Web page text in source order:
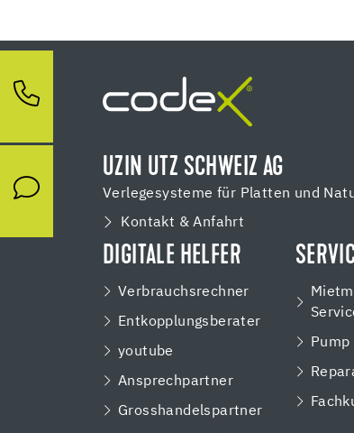
UZIN UTZ SCHWEIZ AG
Verlegesysteme für Platten und
Kontakt & Anfahrt
DIGITALE HELFER
Verbrauchsrechner
Entkopplungsberater
youtube
Ansprechpartner
Grosshandelspartner
Pump